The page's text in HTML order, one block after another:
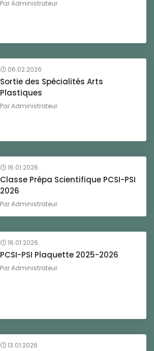
ParAdministrateur
06.02.2026
Sortie des Spécialités Arts
Plastiques
ParAdministrateur
16.01.2026
Classe Prépa Scientifique PCSI-PSI
2026
ParAdministrateur
16.01.2026
PCSI-PSI Plaquette 2025-2026
ParAdministrateur
13.01.2026